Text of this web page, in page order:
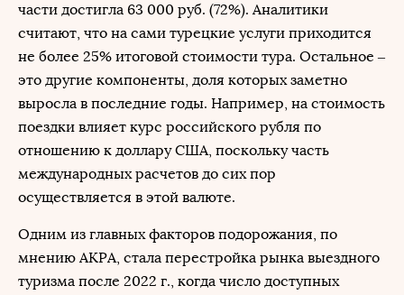
части достигла 63 000 руб. (72%). Аналитики
считают, что на сами турецкие услуги приходится
не более 25% итоговой стоимости тура. Остальное –
это другие компоненты, доля которых заметно
выросла в последние годы. Например, на стоимость
поездки влияет курс российского рубля по
отношению к доллару США, поскольку часть
международных расчетов до сих пор
осуществляется в этой валюте.
Одним из главных факторов подорожания, по
мнению АКРА, стала перестройка рынка выездного
туризма после 2022 г., когда число доступных